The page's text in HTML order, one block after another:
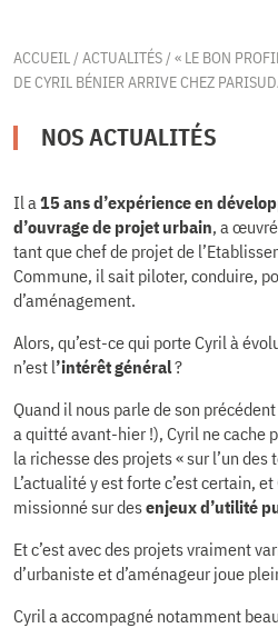
ACCUEIL/ACTUALITÉS/« LE BON
DE CYRIL BÉNIER ARRIVE CHEZ
NOS ACTUALITÉS
Il a15 ans d’expérience en
d’ouvrage de projet urbain, a
tant que chef de projet de
Commune, il sait piloter, conduire,
d’aménagement.
Alors, qu’est-ce qui porte Cyril à
n’est l’intérêt général?
Quand il nous parle de son
a quitté avant-hier !), Cyril ne cache
la richesse des projets « sur l’un
L’actualité y est forte c’est certain,
missionné sur desenjeux d’utilité
Et c’est avec des projets vraiment
d’urbaniste et d’aménageur joue
Cyril a accompagné notamment